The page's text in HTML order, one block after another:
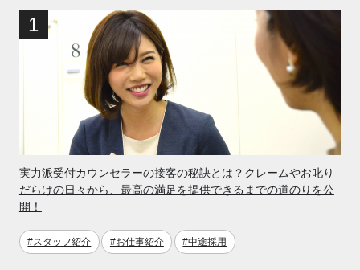
実力派受付カウンセラーの接客の秘訣とは？クレームやお叱り
だらけの日々から、最高の満足を提供できるまでの道のりを公
開！
#スタッフ紹介 #お仕事紹介 #中途採用